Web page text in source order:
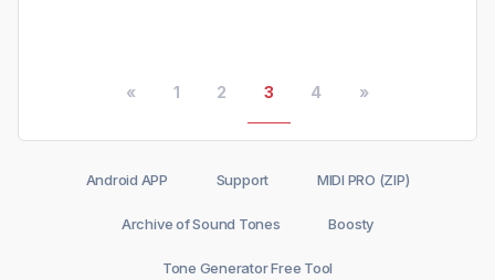
« 1 2 3 4 »
Android APP Support MIDI PRO (ZIP)
Archive of Sound Tones Boosty
Tone Generator Free Tool